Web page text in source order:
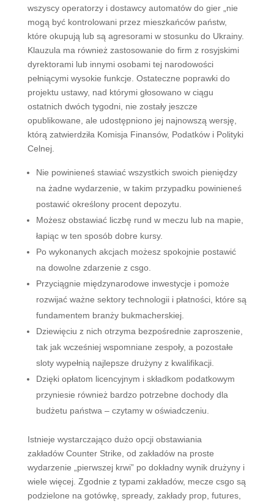
wszyscy operatorzy i dostawcy automatów do gier „nie
mogą być kontrolowani przez mieszkańców państw,
które okupują lub są agresorami w stosunku do Ukrainy.
Klauzula ma również zastosowanie do firm z rosyjskimi
dyrektorami lub innymi osobami tej narodowości
pełniącymi wysokie funkcje. Ostateczne poprawki do
projektu ustawy, nad którymi głosowano w ciągu
ostatnich dwóch tygodni, nie zostały jeszcze
opublikowane, ale udostępniono jej najnowszą wersję,
którą zatwierdziła Komisja Finansów, Podatków i Polityki
Celnej.
Nie powinieneś stawiać wszystkich swoich pieniędzy
na żadne wydarzenie, w takim przypadku powinieneś
postawić określony procent depozytu.
Możesz obstawiać liczbę rund w meczu lub na mapie,
łapiąc w ten sposób dobre kursy.
Po wykonanych akcjach możesz spokojnie postawić
na dowolne zdarzenie z csgo.
Przyciągnie międzynarodowe inwestycje i pomoże
rozwijać ważne sektory technologii i płatności, które są
fundamentem branży bukmacherskiej.
Dziewięciu z nich otrzyma bezpośrednie zaproszenie,
tak jak wcześniej wspomniane zespoły, a pozostałe
sloty wypełnią najlepsze drużyny z kwalifikacji.
Dzięki opłatom licencyjnym i składkom podatkowym
przyniesie również bardzo potrzebne dochody dla
budżetu państwa – czytamy w oświadczeniu.
Istnieje wystarczająco dużo opcji obstawiania
zakładów Counter Strike, od zakładów na proste
wydarzenie „pierwszej krwi” po dokładny wynik drużyny i
wiele więcej. Zgodnie z typami zakładów, mecze csgo są
podzielone na gotówkę, spready, zakłady prop, futures,